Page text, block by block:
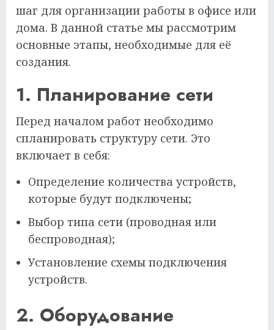
шаг для организации работы в офисе или
дома. В данной статье мы рассмотрим
основные этапы, необходимые для её
создания.
1. Планирование сети
Перед началом работ необходимо
спланировать структуру сети. Это
включает в себя:
Определение количества устройств,
которые будут подключены;
Выбор типа сети (проводная или
беспроводная);
Установление схемы подключения
устройств.
2. Оборудование